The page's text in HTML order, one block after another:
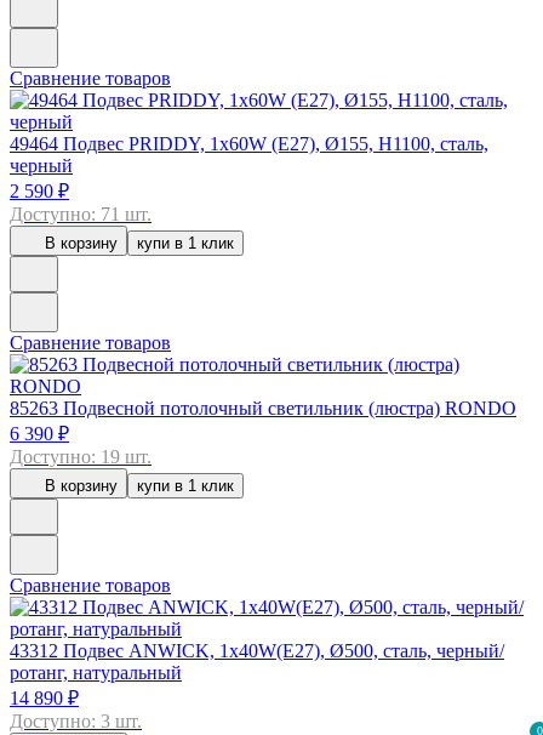
0
Сравнение товаров
49464 Подвес PRIDDY, 1х60W (E27), Ø155, H1100, сталь,
черный
2 590 ₽
Доступно: 71 шт.
В корзину купи в 1 клик
Сравнение товаров
85263 Подвесной потолочный светильник (люстра) RONDO
6 390 ₽
Доступно: 19 шт.
В корзину купи в 1 клик
Сравнение товаров
43312 Подвес ANWICK, 1x40W(E27), Ø500, сталь, черный/
ротанг, натуральный
14 890 ₽
Доступно: 3 шт.